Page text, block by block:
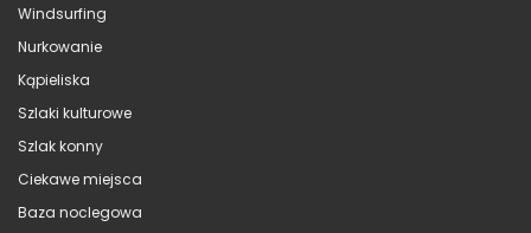
Windsurfing
Nurkowanie
Kąpieliska
Szlaki kulturowe
Szlak konny
Ciekawe miejsca
Baza noclegowa